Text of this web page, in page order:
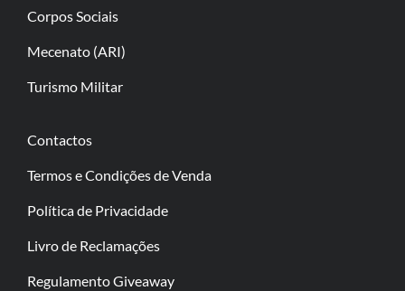
Corpos Sociais
Mecenato (ARI)
Turismo Militar
Contactos
Termos e Condições de Venda
Política de Privacidade
Livro de Reclamações
Regulamento Giveaway